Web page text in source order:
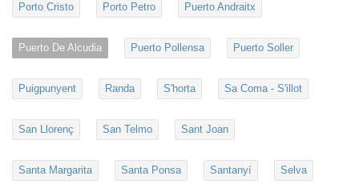
Porto Cristo Porto Petro Puerto Andraitx
Puerto De Alcudia Puerto Pollensa Puerto Soller
Puigpunyent Randa S'horta Sa Coma - S'illot
San Llorenç San Telmo Sant Joan
Santa Margarita Santa Ponsa Santanyí Selva